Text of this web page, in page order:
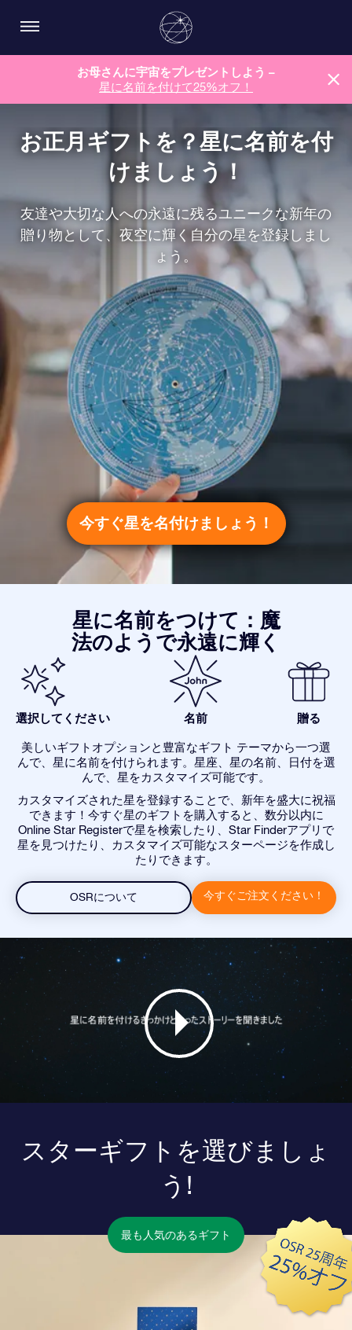
お母さんに宇宙をプレゼントしよう –
星に名前を付けて25%オフ！
お正月ギフトを？星に名前を付
けましょう！
友達や大切な人への永遠に残るユニークな新年の
贈り物として、夜空に輝く自分の星を登録しまし
ょう。
今すぐ星を名付けましょう！
星に名前をつけて：魔
法のようで永遠に輝く
選択してください 名前 贈る
美しいギフトオプションと豊富なギフト テーマから一つ選
んで、星に名前を付けられます。星座、星の名前、日付を選
んで、星をカスタマイズ可能です。
カスタマイズされた星を登録することで、新年を盛大に祝福
できます！今すぐ星のギフトを購入すると、数分以内に
Online Star Registerで星を検索したり、Star Finderアプリで
星を見つけたり、カスタマイズ可能なスターページを作成し
たりできます。
OSRについて 今すぐご注文ください！
スターギフトを選びましょ
う!
最も人気のあるギフト